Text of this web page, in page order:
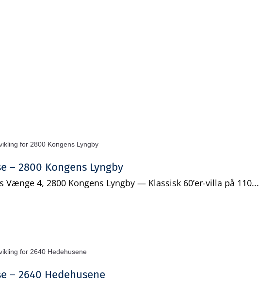
– 2800 Kongens Lyngby
Vænge 4, 2800 Kongens Lyngby — Klassisk 60’er-villa på 110...
– 2640 Hedehusene